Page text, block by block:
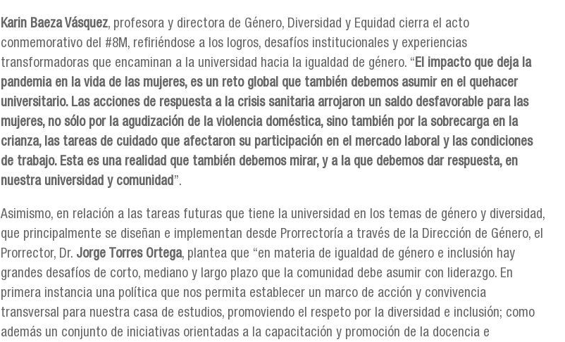
Karin Baeza Vásquez, profesora y directora de Género, Diversidad y Equidad cierra el acto
conmemorativo del #8M, refiriéndose a los logros, desafíos institucionales y experiencias
transformadoras que encaminan a la universidad hacia la igualdad de género. “El impacto que deja la
pandemia en la vida de las mujeres, es un reto global que también debemos asumir en el quehacer
universitario. Las acciones de respuesta a la crisis sanitaria arrojaron un saldo desfavorable para las
mujeres, no sólo por la agudización de la violencia doméstica, sino también por la sobrecarga en la
crianza, las tareas de cuidado que afectaron su participación en el mercado laboral y las condiciones
de trabajo. Esta es una realidad que también debemos mirar, y a la que debemos dar respuesta, en
nuestra universidad y comunidad”.
Asimismo, en relación a las tareas futuras que tiene la universidad en los temas de género y diversidad,
que principalmente se diseñan e implementan desde Prorrectoría a través de la Dirección de Género, el
Prorrector, Dr. Jorge Torres Ortega, plantea que “en materia de igualdad de género e inclusión hay
grandes desafíos de corto, mediano y largo plazo que la comunidad debe asumir con liderazgo. En
primera instancia una política que nos permita establecer un marco de acción y convivencia
transversal para nuestra casa de estudios, promoviendo el respeto por la diversidad e inclusión; como
además un conjunto de iniciativas orientadas a la capacitación y promoción de la docencia e